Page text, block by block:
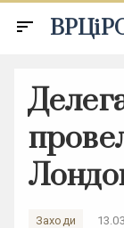
sort
Заходи